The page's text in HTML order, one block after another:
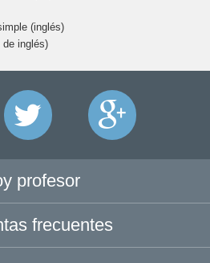
(inglés)
de inglés)
profesor
frecuentes